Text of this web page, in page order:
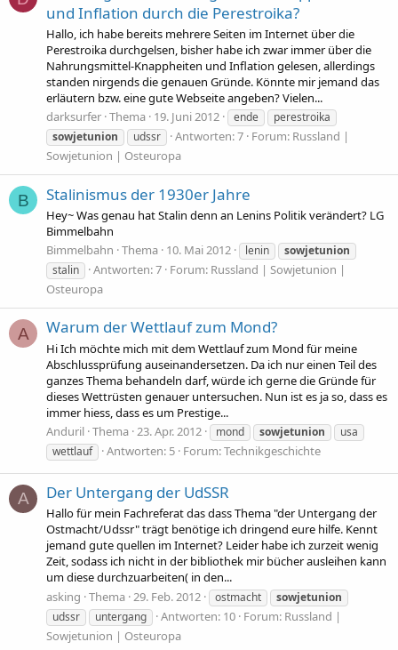
und Inflation durch die Perestroika?
Hallo, ich habe bereits mehrere Seiten im Internet über die
Perestroika durchgelsen, bisher habe ich zwar immer über die
Nahrungsmittel-Knappheiten und Inflation gelesen, allerdings
standen nirgends die genauen Gründe. Könnte mir jemand das
erläutern bzw. eine gute Webseite angeben? Vielen...
darksurfer Thema 19. Juni 2012 ende
perestroika
sowjetunion
udssr Antworten: 7 Forum: Russland |
Sowjetunion | Osteuropa
B Stalinismus der 1930er Jahre
Hey~ Was genau hat Stalin denn an Lenins Politik verändert? LG
Bimmelbahn
Bimmelbahn Thema 10. Mai 2012 lenin
sowjetunion
stalin
Antworten: 7 Forum: Russland | Sowjetunion |
Osteuropa
A Warum der Wettlauf zum Mond?
Hi Ich möchte mich mit dem Wettlauf zum Mond für meine
Abschlussprüfung auseinandersetzen. Da ich nur einen Teil des
ganzes Thema behandeln darf, würde ich gerne die Gründe für
dieses Wettrüsten genauer untersuchen. Nun ist es ja so, dass es
immer hiess, dass es um Prestige...
Anduril Thema 23. Apr. 2012 mond sowjetunion
usa
wettlauf
Antworten: 5 Forum:Technikgeschichte
A Der Untergang der UdSSR
Hallo für mein Fachreferat das dass Thema "der Untergang der
Ostmacht/Udssr" trägt benötige ich dringend eure hilfe. Kennt
jemand gute quellen im Internet? Leider habe ich zurzeit wenig
Zeit, sodass ich nicht in der bibliothek mir bücher ausleihen kann
um diese durchzuarbeiten( in den...
asking Thema 29. Feb. 2012 ostmacht
sowjetunion
udssr
untergang Antworten: 10 Forum: Russland |
Sowjetunion | Osteuropa